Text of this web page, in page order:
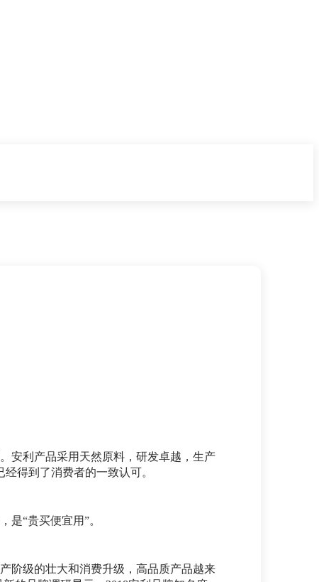
安利产品采用天然原料，研发卓越，生产
得到了消费者的一致认可。
是“贵买便宜用”。
阶级的壮大和消费升级，高品质产品越来